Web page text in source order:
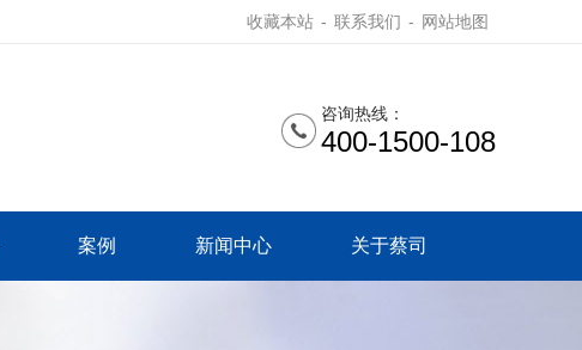
收藏本站 - 联系我们 - 网站地图
咨询热线：
400-1500-108
案例 新闻中心 关于蔡司